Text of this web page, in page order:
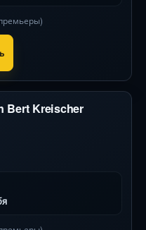
Bert Kreischer